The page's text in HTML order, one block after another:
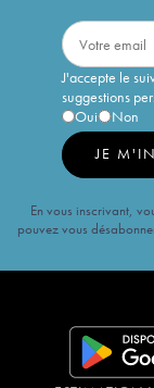
J'accepte le
suggestions
Oui
Non
JE
En vous inscrivant,
pouvez vous